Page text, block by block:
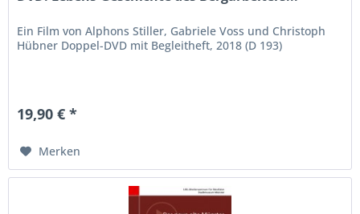
Ein Film von Alphons Stiller, Gabriele Voss und Christoph
Hübner Doppel-DVD mit Begleitheft, 2018 (D 193)
19,90 € *
Merken